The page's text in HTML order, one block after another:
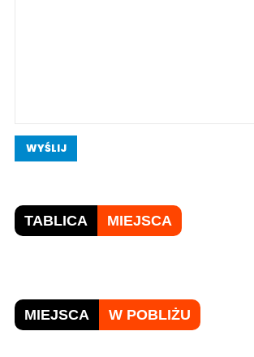
WYŚLIJ
TABLICA MIEJSCA
MIEJSCA W POBLIŻU